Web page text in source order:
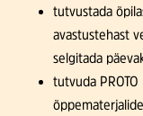
tutvustada
avastustehast
selgitada
tutvuda